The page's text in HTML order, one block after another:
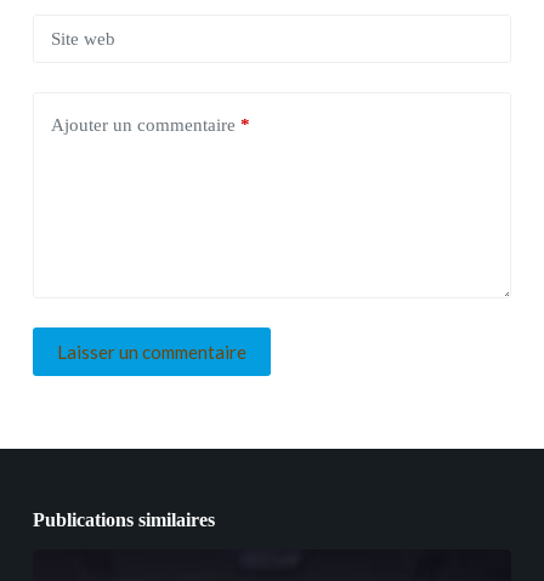
Site web
Ajouter un commentaire *
Laisser un commentaire
Publications similaires